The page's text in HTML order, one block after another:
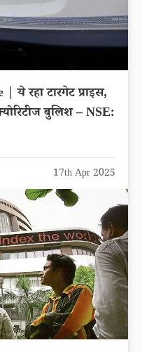
रहा टारगेट प्राइस,
बुलिश – NSE:
17th Apr 2025